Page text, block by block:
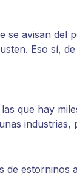
se avisan del
Eso sí,
que hay
industrias,
de estorninos